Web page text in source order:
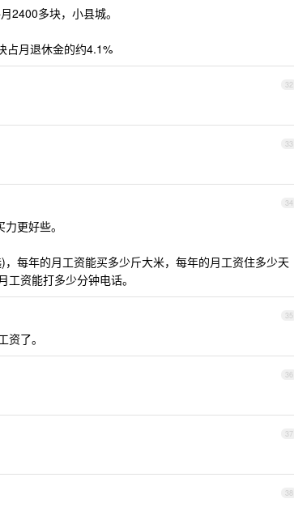
2400多块，小县城。
占月退休金的约4.1%
32
33
34
更好些。
每年的月工资能买多少斤大米，每年的月工资住多少天
资能打多少分钟电话。
35
了。
36
37
38